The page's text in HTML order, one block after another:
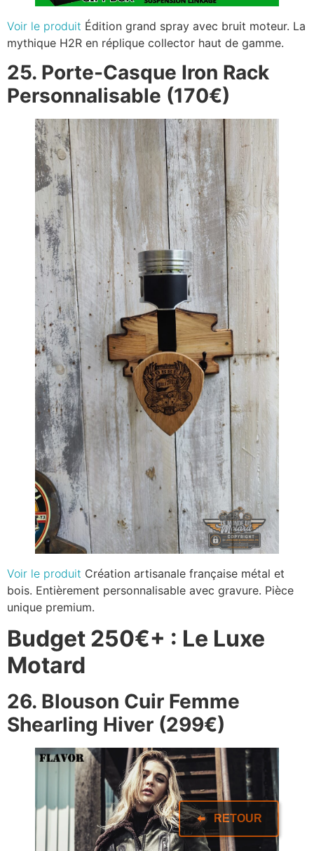
Voir le produit Édition grand spray avec bruit moteur. La
mythique H2R en réplique collector haut de gamme.
25. Porte-Casque Iron Rack
Personnalisable (170€)
Voir le produit Création artisanale française métal et
bois. Entièrement personnalisable avec gravure. Pièce
unique premium.
Budget 250€+ : Le Luxe
Motard
26. Blouson Cuir Femme
Shearling Hiver (299€)
RETOUR